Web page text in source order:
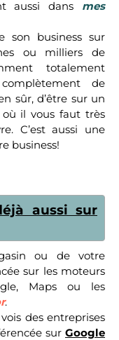
aussi dans mes
son business sur
ou milliers de
totalement
de
sûr, d’être sur un
où il vous faut très
C’est aussi une
business!
aussi sur
ou de votre
sur les moteurs
Maps ou les
.
des entreprises
sur Google